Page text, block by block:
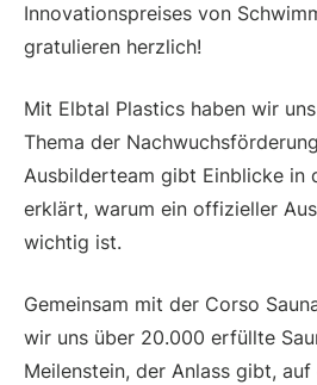
Innovationspreises von
gratulieren herzlich!
Mit Elbtal Plastics haben wir
Thema der
Ausbilderteam gibt Einblicke in
erklärt, warum ein offizieller
wichtig ist.
Gemeinsam mit der Corso
wir uns über 20.000 erfüllte
Meilenstein, der Anlass gibt,